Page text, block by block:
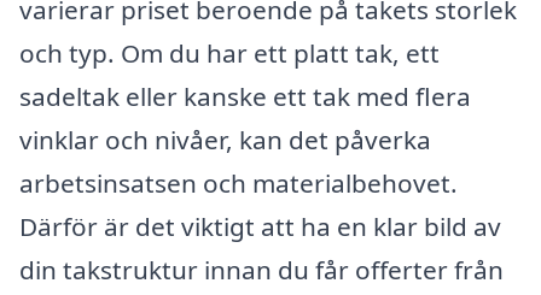
varierar priset beroende på takets storlek
och typ. Om du har ett platt tak, ett
sadeltak eller kanske ett tak med flera
vinklar och nivåer, kan det påverka
arbetsinsatsen och materialbehovet.
Därför är det viktigt att ha en klar bild av
din takstruktur innan du får offerter från